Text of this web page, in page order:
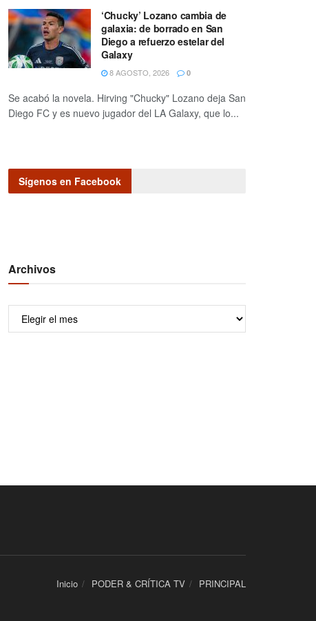
‘Chucky’ Lozano cambia de
galaxia: de borrado en San
Diego a refuerzo estelar del
Galaxy
8 AGOSTO, 2026 0
Se acabó la novela. Hirving "Chucky" Lozano deja San
Diego FC y es nuevo jugador del LA Galaxy, que lo...
Sígenos en Facebook
Archivos
Archivos
Inicio PODER & CRÍTICA TV PRINCIPAL